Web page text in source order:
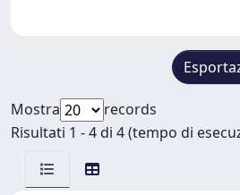
Mostra
records
Risultati 1 - 4 di 4 (tempo di